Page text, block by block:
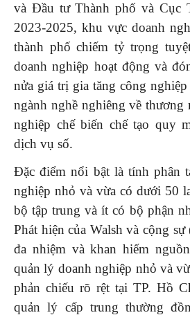
và Đầu tư Thành phố và Cục
2023-2025, khu vực doanh
thành phố chiếm tỷ trọng
doanh nghiệp hoạt động và
nửa giá trị gia tăng công
ngành nghề nghiêng về
nghiệp chế biến chế tạo quy
dịch vụ số.
Đặc điểm nổi bật là tính phân
nghiệp nhỏ và vừa có dưới 50
bộ tập trung và ít có bộ phận
Phát hiện của Walsh và cộng
đa nhiệm và khan hiếm
quản lý doanh nghiệp nhỏ và
phản chiếu rõ rệt tại TP. Hồ
quản lý cấp trung thường